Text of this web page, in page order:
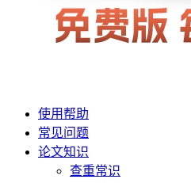
使用帮助
常见问题
论文知识
查重常识